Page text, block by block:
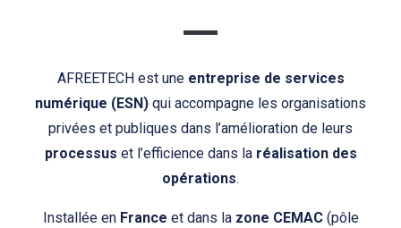
AFREETECH est une entreprise de services
numérique (ESN) qui accompagne les organisations
privées et publiques dans l’amélioration de leurs
processus et l’efficience dans la réalisation des
opérations.
Installée en France et dans la zone CEMAC(pôle